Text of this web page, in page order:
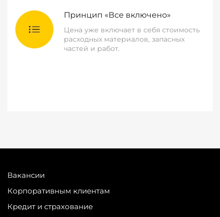
Принцип «Все включено»
Цена уже включает в себя стоимость
расходных материалов, запасных
частей и работ.
Вакансии
Корпоративным клиентам
Кредит и страхование